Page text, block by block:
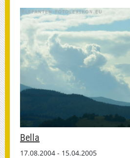
Bella
17.08.2004 - 15.04.2005